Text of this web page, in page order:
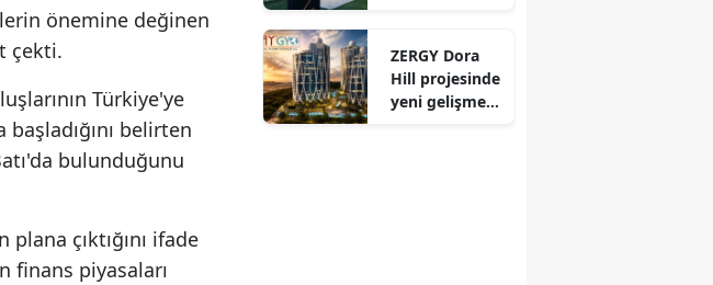
önemine değinen
çekti.
Türkiye'ye
belirten
bulunduğunu
çıktığını ifade
finans piyasaları
ZERGY Dora
Hill projesinde
yeni gelişmeyi